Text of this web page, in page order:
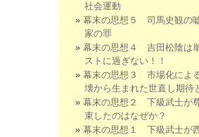
社会運動
幕末の思想５ 司馬史観の
家の罪
幕末の思想４ 吉田松陰は
ストに過ぎない！！
幕末の思想３ 市場化によ
壊から生まれた世直し期待
幕末の思想２ 下級武士が
束したのはなぜか？
幕末の思想１ 下級武士が